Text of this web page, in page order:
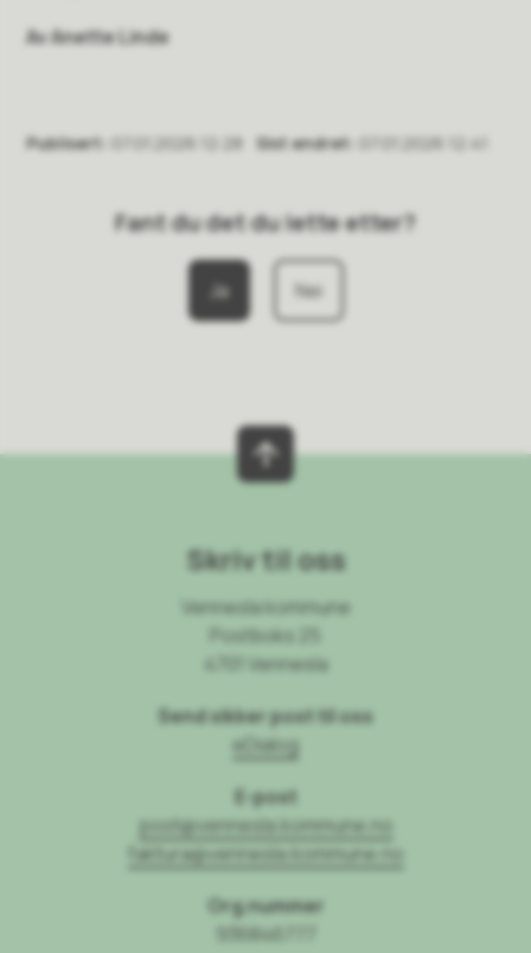
Av Anette Linde
Publisert 07.01.2026 12:28 Sist endret 07.01.2026 12:41
Fant du det du lette etter?
Ja Nei
Skriv til oss
Vennesla kommune
Postboks 25
4701 Vennesla
Send sikker post til oss
eDialog
E-post
post@vennesla.kommune.no
faktura@vennesla.kommune.no
Org.nummer
936846777